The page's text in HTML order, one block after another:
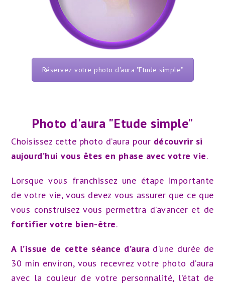
Réservez votre photo d'aura "Etude simple"
Photo d'aura "Etude simple"
Choisissez cette photo d’aura pour découvrir si
aujourd’hui vous êtes en phase avec votre vie.
Lorsque vous franchissez une étape importante
de votre vie, vous devez vous assurer que ce que
vous construisez vous permettra d’avancer et de
fortifier votre bien-être.
A l’issue de cette séance d’aura d’une durée de
30 min environ, vous recevrez votre photo d’aura
avec la couleur de votre personnalité, l’état de